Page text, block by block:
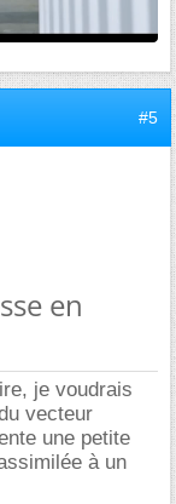
#5
en
je voudrais
vecteur
une petite
à un